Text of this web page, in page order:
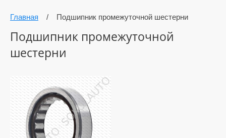
Главная / Подшипник промежуточной шестерни
Подшипник промежуточной
шестерни